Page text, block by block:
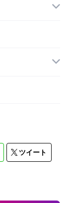
ツイート